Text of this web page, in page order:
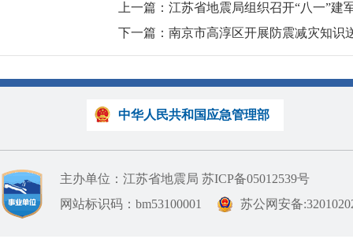
上一篇：江苏省地震局组织召开“八一”建
下一篇：南京市高淳区开展防震减灾知识
中华人民共和国应急管理部
主办单位：江苏省地震局 苏ICP备05012539号
网站标识码：bm53100001
苏公网安备